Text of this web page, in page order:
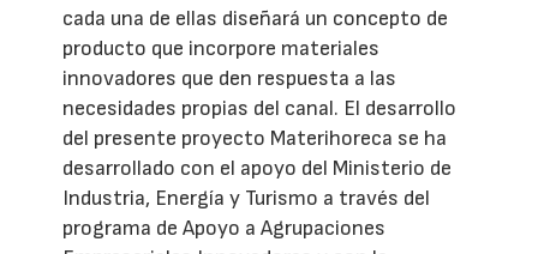
cada una de ellas diseñará un concepto de
producto que incorpore materiales
innovadores que den respuesta a las
necesidades propias del canal. El desarrollo
del presente proyecto Materihoreca se ha
desarrollado con el apoyo del Ministerio de
Industria, Energía y Turismo a través del
programa de Apoyo a Agrupaciones